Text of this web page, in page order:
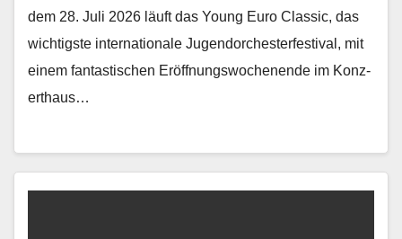
dem 28. Juli 2026 läuft das Young Euro Clas­sic, das
wichtig­ste inter­na­tionale Ju­gendorchesterfestival, mit
einem fan­tastis­chen Eröff­nungswoch­enende im Konz­
erthaus…